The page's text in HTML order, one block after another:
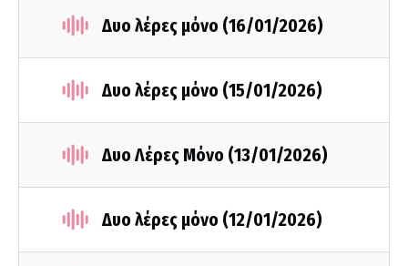
Δυο λέρες μόνο (16/01/2026)
Δυο λέρες μόνο (15/01/2026)
Δυο Λέρες Μόνο (13/01/2026)
Δυο λέρες μόνο (12/01/2026)